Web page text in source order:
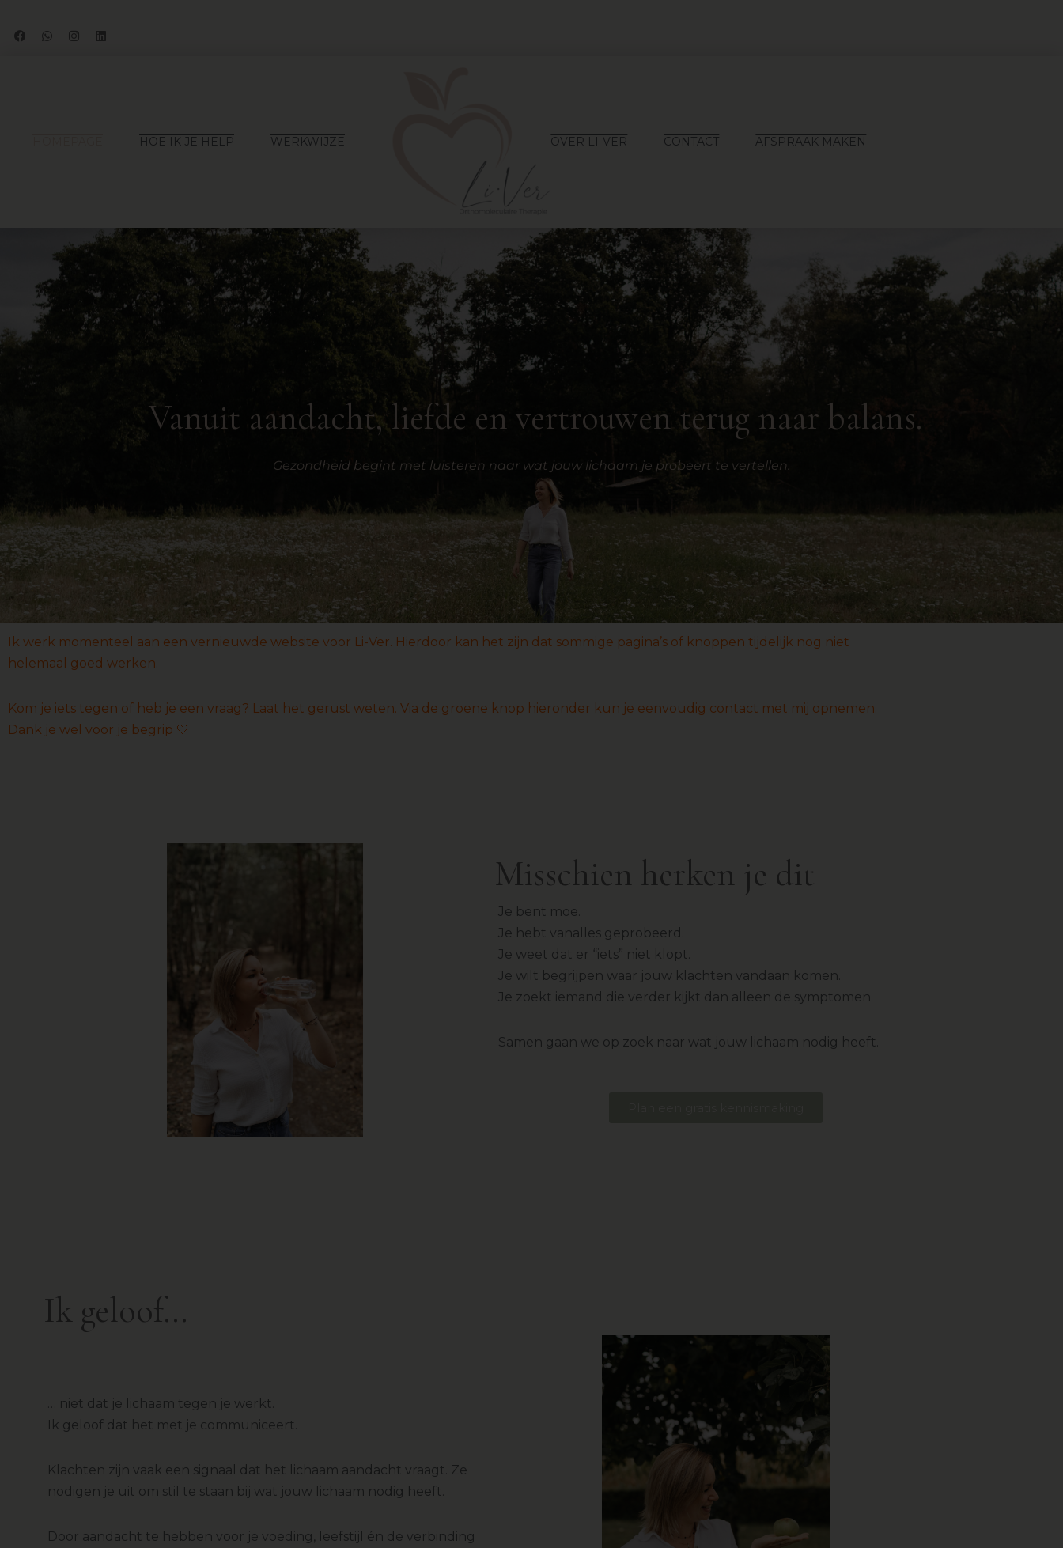
Ga
HOE IK JE HELP WERKWIJZE OVER LI-VER CONTACT AFSPRAAK MAKEN
Vanuit aandacht, liefde en vertrouwen terug naar balans.
Gezondheid begint met luisteren naar wat jouw lichaam je probeert te vertellen.
Ik werk momenteel aan een vernieuwde website voor Li-Ver. Hierdoor kan het zijn dat sommige pagina’s of knoppen tijdelijk nog niet
helemaal goed werken.
Kom je iets tegen of heb je een vraag? Laat het gerust weten. Via de groene knop hieronder kun je eenvoudig contact met mij opnemen.
Dank je wel voor je begrip 🤍
Misschien herken je dit
Je bent moe.
Je hebt vanalles geprobeerd.
Je weet dat er “iets” niet klopt.
Je wilt begrijpen waar jouw klachten vandaan komen.
Je zoekt iemand die verder kijkt dan alleen de symptomen
Samen gaan we op zoek naar wat jouw lichaam nodig heeft.
Ik geloof...
… niet dat je lichaam tegen je werkt.
Ik geloof dat het met je communiceert.
Klachten zijn vaak een signaal dat het lichaam aandacht vraagt. Ze
nodigen je uit om stil te staan bij wat jouw lichaam nodig heeft.
Door aandacht te hebben voor je voeding, leefstijl én de verbinding